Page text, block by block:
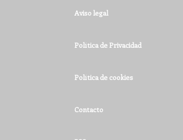
Aviso legal
Política de Privacidad
Política de cookies
Contacto